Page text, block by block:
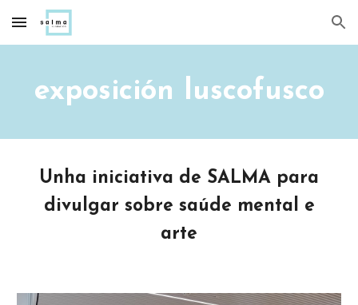
Skip to main content Skip to navigation
exposición luscofusco
Unha iniciativa de SALMA para
divulgar sobre saúde mental e
arte